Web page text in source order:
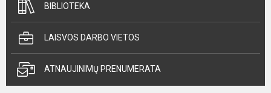
BIBLIOTEKA
LAISVOS DARBO VIETOS
ATNAUJINIMŲ PRENUMERATA